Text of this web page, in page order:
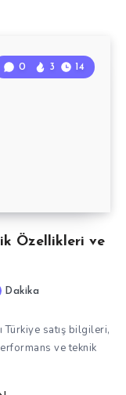
Özellikleri ve
0 3 14
Dakika
satış bilgileri,
ve teknik